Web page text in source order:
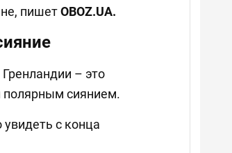
пишетOBOZ.UA.
– это
полярным сиянием.
с конца